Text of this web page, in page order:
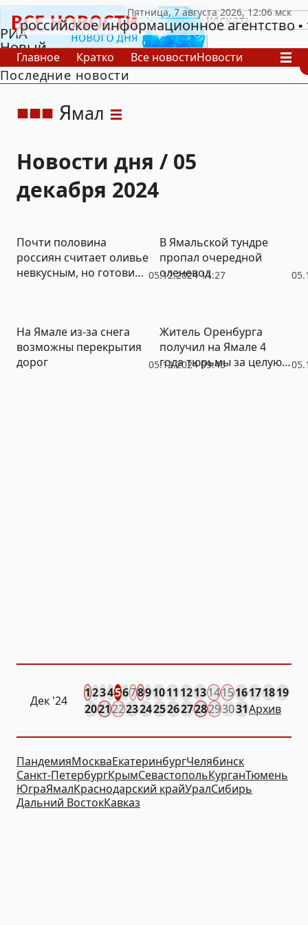
РИА
Новый
День
российское информационное агентство
Главное Кратко Все новостиНовости
В России
В мире
Последние новости
Ямал
Новости дня / 05
декабря 2024
05.12.2024 11:27
Почти половина
россиян считает оливье
невкусным, но готовит
В Ямальской тундре
пропал очередной
оленевод
05.12.2024 09:46
На Ямале из-за снега
возможны перекрытия
дорог
Житель Оренбурга
получил на Ямале 4
года тюрьмы за целую
Дек '24
12345678910111213141516171819
202122232425262728293031Архив
ПандемияМоскваЕкатеринбургЧелябинск
Санкт-ПетербургКрымСевастопольКурганТюмень
ЮграЯмалКраснодарский крайУралСибирь
Дальний ВостокКавказ